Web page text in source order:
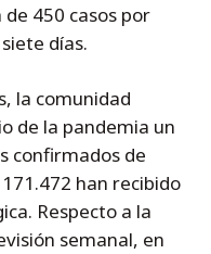
450 casos por
días.
la comunidad
de la pandemia un
confirmados de
han recibido
Respecto a la
semanal, en